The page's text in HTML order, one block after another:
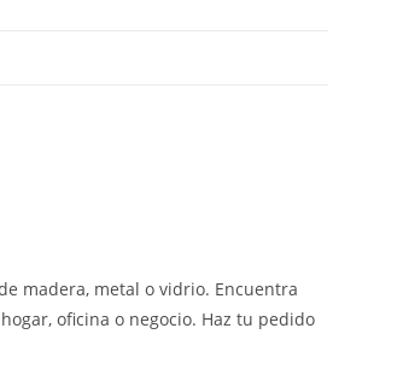
madera, metal o vidrio. Encuentra
oficina o negocio. Haz tu pedido